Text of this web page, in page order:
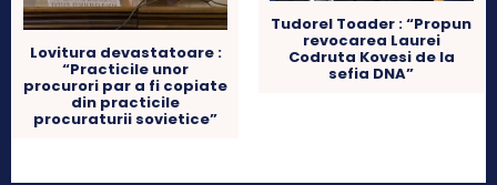
Lovitura devastatoare :
“Practicile unor
procurori par a fi copiate
din practicile
procuraturii sovietice”
Tudorel Toader : “Propun
revocarea Laurei
Codruta Kovesi de la
sefia DNA”